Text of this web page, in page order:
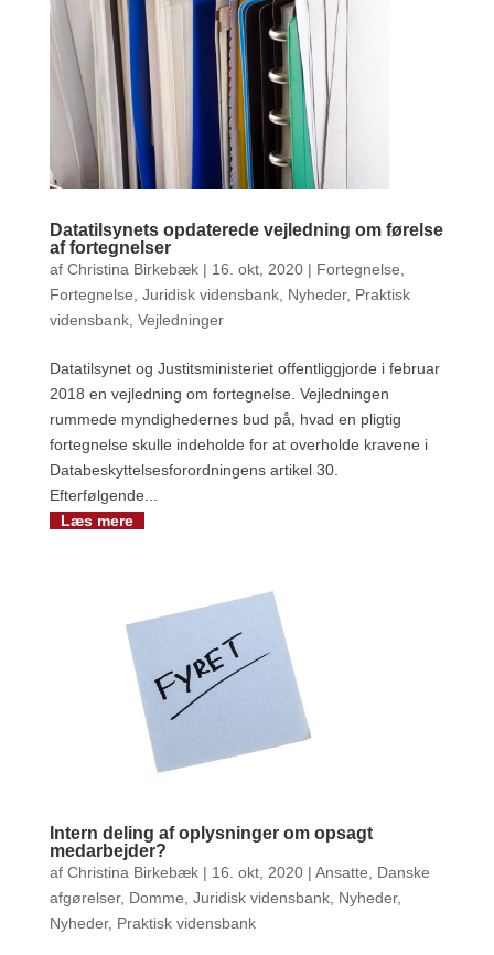
Datatilsynets opdaterede vejledning om førelse
af fortegnelser
af Christina Birkebæk| 16. okt, 2020| Fortegnelse
Fortegnelse Juridisk vidensbank, Nyheder, Praktisk
vidensbank, Vejledninger
Datatilsynet og Justitsministeriet offentliggjorde i februar
2018 en vejledning om fortegnelse. Vejledningen
rummede myndighedernes bud på, hvad en pligtig
fortegnelse skulle indeholde for at overholde kravene i
Databeskyttelsesforordningens artikel 30.
Efterfølgende...
Læs mere
Intern deling af oplysninger om opsagt
medarbejder?
af Christina Birkebæk| 16. okt, 2020| Ansatte, Danske
afgørelser, Domme, Juridisk vidensbank, Nyheder,
Nyheder, Praktisk vidensbank